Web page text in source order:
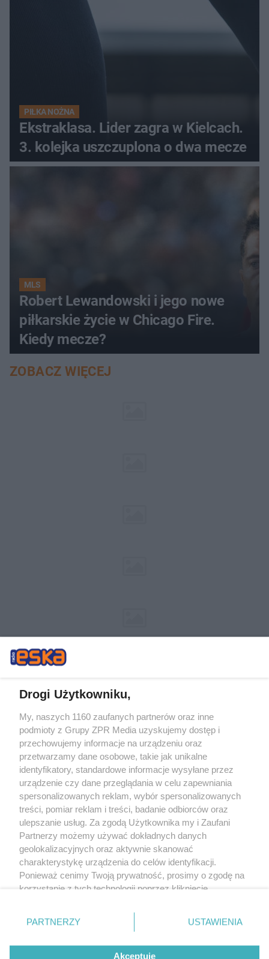
PIŁKA NOŻNA
Ekstraklasa. Lider zagra w Kielcach.
3. kolejka uszczuplona o dwa mecze
MLS
Robert Lewandowski i jego nowe
piłkarskie życie w Chicago Fire.
Kiedy mecze?
ZOBACZ WIĘCEJ
Żaden utwór zamieszczony w serwisie nie może być powielany i
rozpowszechniany lub dalej rozpowszechniany w jakikolwiek sposób (w
tym także elektroniczny lub mechaniczny) na jakimkolwiek polu
eksploatacji w jakiejkolwiek formie, włącznie z umieszczaniem w Internecie
bez pisemnej zgody właściciela praw. Jakiekolwiek użycie lub
wykorzystanie utworów w całości lub w części z naruszeniem prawa, tzn.
bez właściwej zgody, jest zabronione pod groźbą kary i może być ścigane
prawnie.
O nas
Drogi Użytkowniku,
My, naszych 1160 zaufanych partnerów oraz inne
podmioty z Grupy ZPR Media uzyskujemy dostęp i
przechowujemy informacje na urządzeniu oraz
przetwarzamy dane osobowe, takie jak unikalne
identyfikatory, standardowe informacje wysyłane przez
urządzenie czy dane przeglądania w celu zapewniania
spersonalizowanych reklam, wybór spersonalizowanych
treści, pomiar reklam i treści, badanie odbiorców oraz
ulepszanie usług. Za zgodą Użytkownika my i Zaufani
Partnerzy możemy używać dokładnych danych
geolokalizacyjnych oraz aktywnie skanować
charakterystykę urządzenia do celów identyfikacji.
Ponieważ cenimy Twoją prywatność, prosimy o zgodę na
korzystanie z tych technologii poprzez kliknięcie
zmienić/wycofać klikając przycisk ustawień prywatności
znajdujący się w lewym dolnym rogu strony
rodzaje przetwarzania danych nie wymagają zgody
użytkownika, ale masz prawo sprzeciwić się takiemu
PARTNERZY USTAWIENIA
Akceptuję